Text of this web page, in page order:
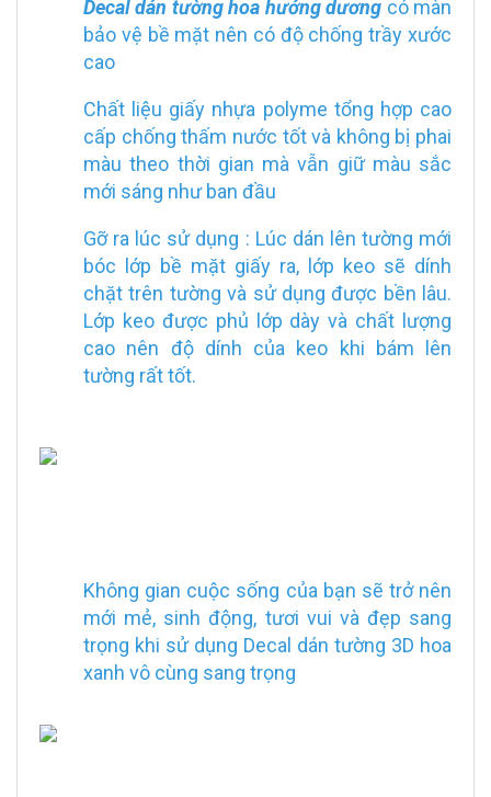
Decal dán tường hoa hướng dương có màn
bảo vệ bề mặt nên có độ chống trầy xước
cao
Chất liệu giấy nhựa polyme tổng hợp cao
cấp chống thấm nước tốt và không bị phai
màu theo thời gian mà vẫn giữ màu sắc
mới sáng như ban đầu
Gỡ ra lúc sử dụng : Lúc dán lên tường mới
bóc lớp bề mặt giấy ra, lớp keo sẽ dính
chặt trên tường và sử dụng được bền lâu.
Lớp keo được phủ lớp dày và chất lượng
cao nên độ dính của keo khi bám lên
tường rất tốt.
Không gian cuộc sống của bạn sẽ trở nên
mới mẻ, sinh động, tươi vui và đẹp sang
trọng khi sử dụng Decal dán tường 3D hoa
xanh vô cùng sang trọng